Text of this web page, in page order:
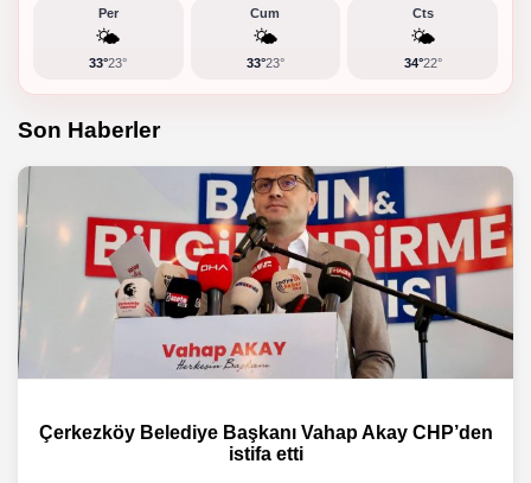
Per
🌤️
33°23°
Cum
🌤️
33°23°
Cts
🌤️
34°22°
Son Haberler
Çerkezköy Belediye Başkanı Vahap Akay CHP’den
istifa etti